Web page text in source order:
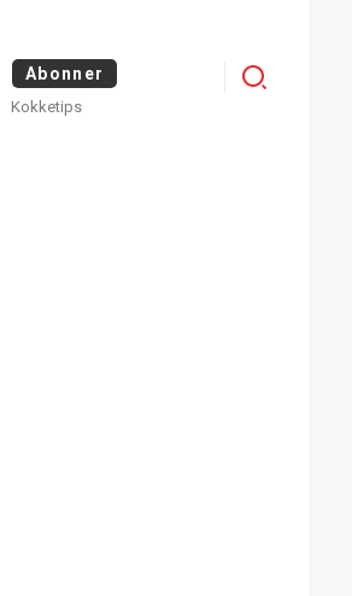
Abonner
Kokketips
Menu